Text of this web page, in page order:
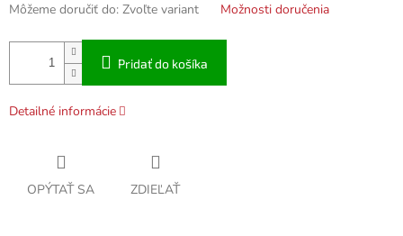
Môžeme doručiť do: Zvoľte variant Možnosti doručenia
Pridať do košíka
Detailné informácie
OPÝTAŤ SA ZDIEĽAŤ